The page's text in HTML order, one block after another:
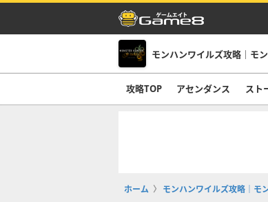
モンハンワイルズ攻略｜モ
攻略TOP アセンダンス スト
ホーム モンハンワイルズ攻略｜モ